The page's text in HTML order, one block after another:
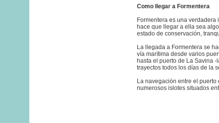
Como llegar a Formentera
Formentera es una
hace que llegar a ella sea
estado de conservación,
La llegada a Formentera se
vía marítima desde varios
hasta el puerto de La Savina
trayectos todos los días de la
La navegación entre el
numerosos islotes situados